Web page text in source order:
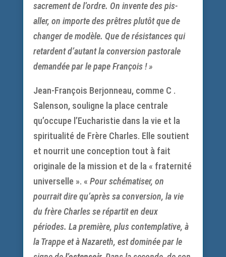
sacrement de l’ordre. On invente des pis-
aller, on importe des prêtres plutôt que de
changer de modèle. Que de résistances qui
retardent d’autant la conversion pastorale
demandée par le pape François ! »
Jean-François Berjonneau, comme C .
Salenson, souligne la place centrale
qu’occupe l’Eucharistie dans la vie et la
spiritualité de Frère Charles. Elle soutient
et nourrit une conception tout à fait
originale de la mission et de la « fraternité
universelle ». « Pour schématiser, on
pourrait dire qu’après sa conversion, la vie
du frère Charles se répartit en deux
périodes. La première, plus contemplative, à
la Trappe et à Nazareth, est dominée par le